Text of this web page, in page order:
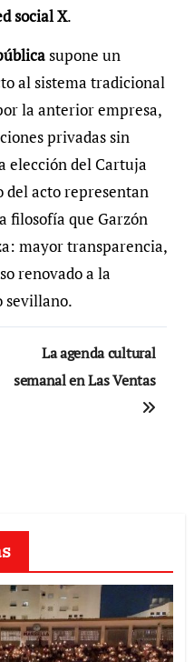
social X.
supone un
al sistema tradicional
la anterior empresa,
privadas sin
elección del Cartuja
del acto representan
filosofía que Garzón
mayor transparencia,
renovado a la
sevillano.
La agenda cultural
semanal en Las Ventas